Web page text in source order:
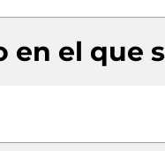
en el que